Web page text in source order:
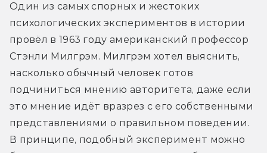
Один из самых спорных и жестоких
психологических экспериментов в истории
провёл в 1963 году американский профессор
Стэнли Милгрэм. Милгрэм хотел выяснить,
насколько обычный человек готов
подчиниться мнению авторитета, даже если
это мнение идёт вразрез с его собственными
представлениями о правильном поведении.
В принципе, подобный эксперимент можно